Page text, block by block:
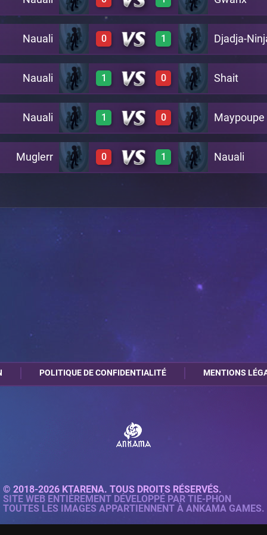
0 A23 1
0 A22 1
Nauali 0 Djadja-
1
0 A21 1
Nauali 1 Shait
0
1 A20 0
Nauali 1 Maypoupe
0
1 A19 0
Muglerr 0 Nauali
1
POLITIQUE DE CONFIDENTIALITÉ MENTIONS
© 2018-2026 KTARENA. TOUS DROITS RÉSERVÉS.
SITE WEB ENTIÈREMENT DÉVELOPPÉ PAR TIE-PHON
TOUTES LES IMAGES APPARTIENNENT À ANKAMA GAMES.